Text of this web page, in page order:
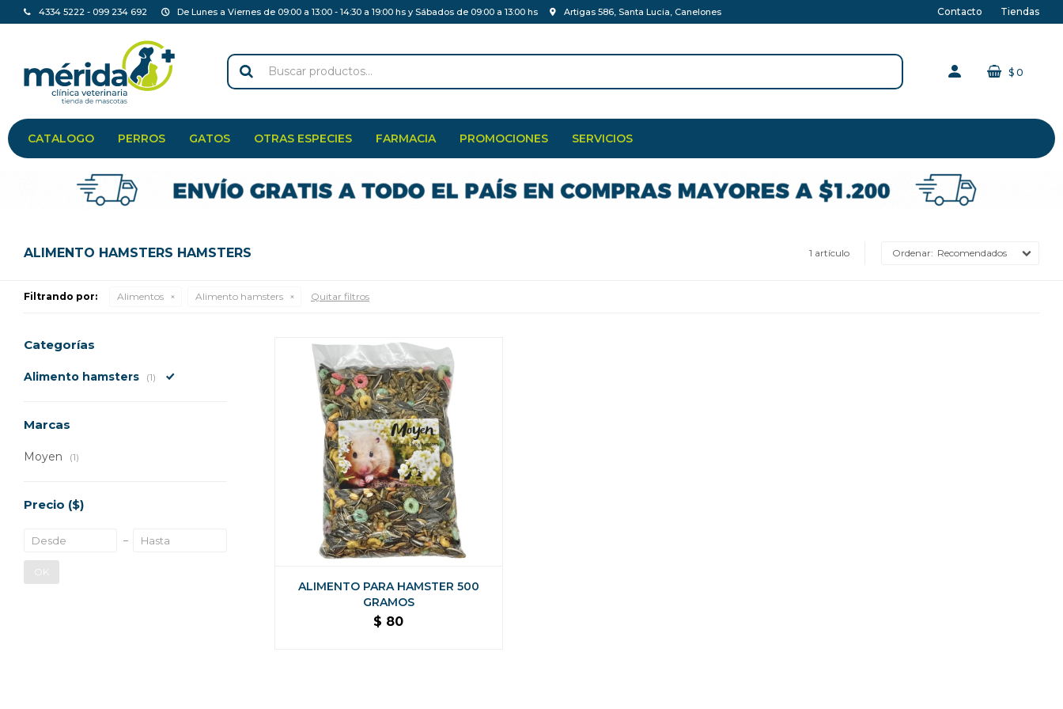
CATALOGO PERROS GATOS OTRAS ESPECIES FARMACIA PROMOCIONES SERVICIOS
$ 0
4334 5222 - 099 234 692 De Lunes a Viernes de 09:00 a 13:00 - 14:30 a 19:00 hs y Sábados de 09:00 a 13:00 hs Artigas 586, Santa Lucia, Canelones Contacto Tiendas
ALIMENTO HAMSTERS HAMSTERS 1 artículo Recomendados
Filtrando por: Alimentos Alimento hamsters Quitar filtros
ALIMENTO PARA HAMSTER 500
GRAMOS
$ 80
Categorías
Alimento hamsters (1)
Marcas
Moyen (1)
Precio ($)
OK